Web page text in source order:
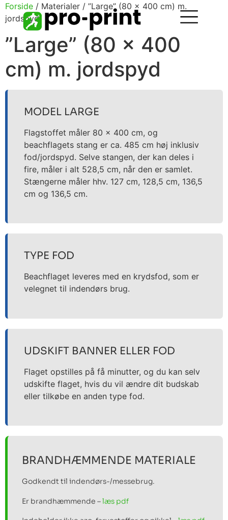
Forside / Materialer / ”Large” (80 x 400 cm) m.
jordspyd
”Large” (80 x 400
cm) m. jordspyd
MODEL LARGE
Flagstoffet måler 80 x 400 cm, og
beachflagets stang er ca. 485 cm høj inklusiv
fod/jordspyd. Selve stangen, der kan deles i
fire, måler i alt 528,5 cm, når den er samlet.
Stængerne måler hhv. 127 cm, 128,5 cm, 136,5
cm og 136,5 cm.
TYPE FOD
Beachflaget leveres med en krydsfod, som er
velegnet til indendørs brug.
UDSKIFT BANNER ELLER FOD
Flaget opstilles på få minutter, og du kan selv
udskifte flaget, hvis du vil ændre dit budskab
eller tilkøbe en anden type fod.
BRANDHÆMMENDE MATERIALE
Godkendt til indendørs-/messebrug.
Er brandhæmmende –læs pdf